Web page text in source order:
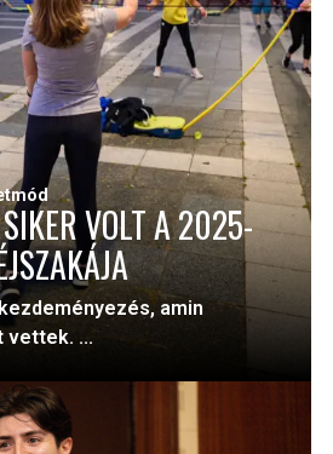
VOLT A 2025-
amin
vettek. ...